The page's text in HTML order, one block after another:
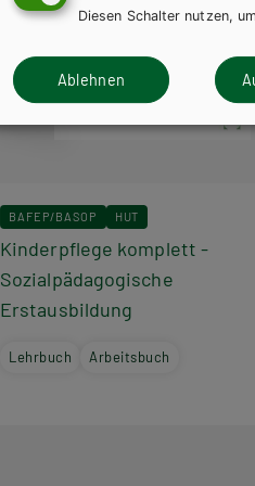
BAFEP/BASOP HUT
Kinderpflege komplett -
Sozialpädagogische
Erstausbildung
Lehrbuch Arbeitsbuch
Diesen Schalter nutzen,
Ablehnen